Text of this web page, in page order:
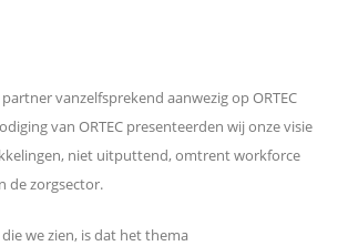
vanzelfsprekend aanwezig op ORTEC
van ORTEC presenteerden wij onze visie
niet uitputtend, omtrent workforce
de zorgsector.
we zien, is dat het thema